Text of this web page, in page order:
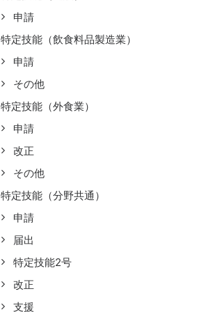
申請
特定技能（飲食料品製造業）
申請
その他
特定技能（外食業）
申請
改正
その他
特定技能（分野共通）
申請
届出
特定技能2号
改正
支援